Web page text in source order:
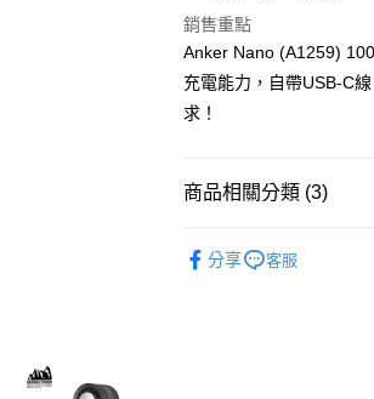
免運費
宅配
每筆NT$130，滿
銷售重點
Anker Nano (A1259)
充電能力，自帶USB-C
求！
商品相關分類 (3)
分享 客服